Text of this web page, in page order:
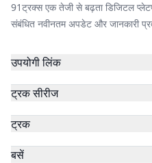
91ट्रक्स एक तेजी से बढ़ता डिजिटल
संबंधित नवीनतम अपडेट और जानकारी
उपयोगी लिंक
ट्रक सीरीज
ट्रक
बसें